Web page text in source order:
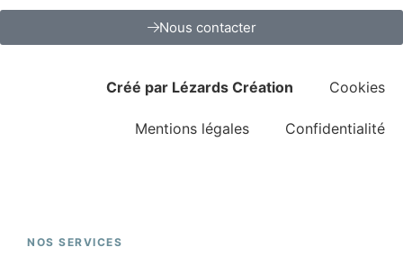
Nous contacter
Créé par Lézards Création Cookies
Mentions légales Confidentialité
NOS SERVICES